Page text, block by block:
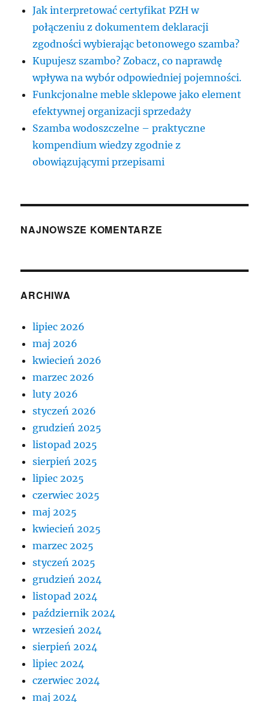
Jak interpretować certyfikat PZH w
połączeniu z dokumentem deklaracji
zgodności wybierając betonowego szamba?
Kupujesz szambo? Zobacz, co naprawdę
wpływa na wybór odpowiedniej pojemności.
Funkcjonalne meble sklepowe jako element
efektywnej organizacji sprzedaży
Szamba wodoszczelne – praktyczne
kompendium wiedzy zgodnie z
obowiązującymi przepisami
NAJNOWSZE KOMENTARZE
ARCHIWA
lipiec 2026
maj 2026
kwiecień 2026
marzec 2026
luty 2026
styczeń 2026
grudzień 2025
listopad 2025
sierpień 2025
lipiec 2025
czerwiec 2025
maj 2025
kwiecień 2025
marzec 2025
styczeń 2025
grudzień 2024
listopad 2024
październik 2024
wrzesień 2024
sierpień 2024
lipiec 2024
czerwiec 2024
maj 2024